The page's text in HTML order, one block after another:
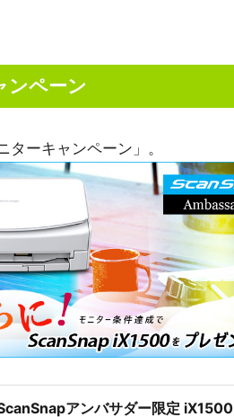
ンペーン
ーキャンペーン」。
アンバサダー限定 iX1500